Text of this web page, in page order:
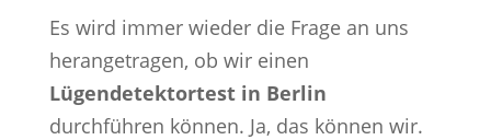
Es wird immer wieder die Frage an uns
herangetragen, ob wir einen
Lügendetektortest in Berlin
durchführen können. Ja, das können wir.